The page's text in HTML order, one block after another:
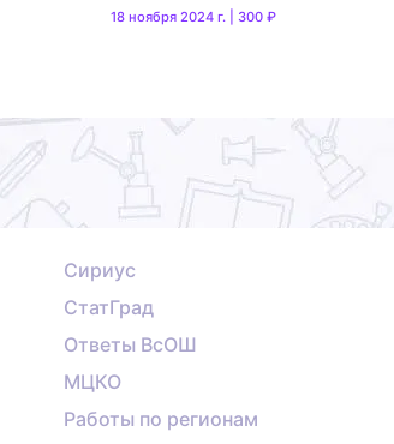
18 ноября 2024 г. | 300 ₽
Сириус
СтатГрад
Ответы ВсОШ
МЦКО
Работы по регионам